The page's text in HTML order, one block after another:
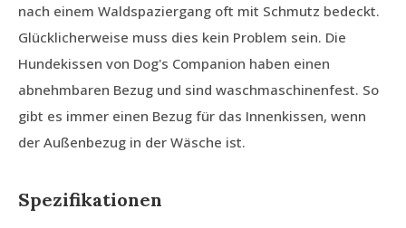
nach einem Waldspaziergang oft mit Schmutz bedeckt.
Glücklicherweise muss dies kein Problem sein. Die
Hundekissen von Dog's Companion haben einen
abnehmbaren Bezug und sind waschmaschinenfest. So
gibt es immer einen Bezug für das Innenkissen, wenn
der Außenbezug in der Wäsche ist.
Spezifikationen